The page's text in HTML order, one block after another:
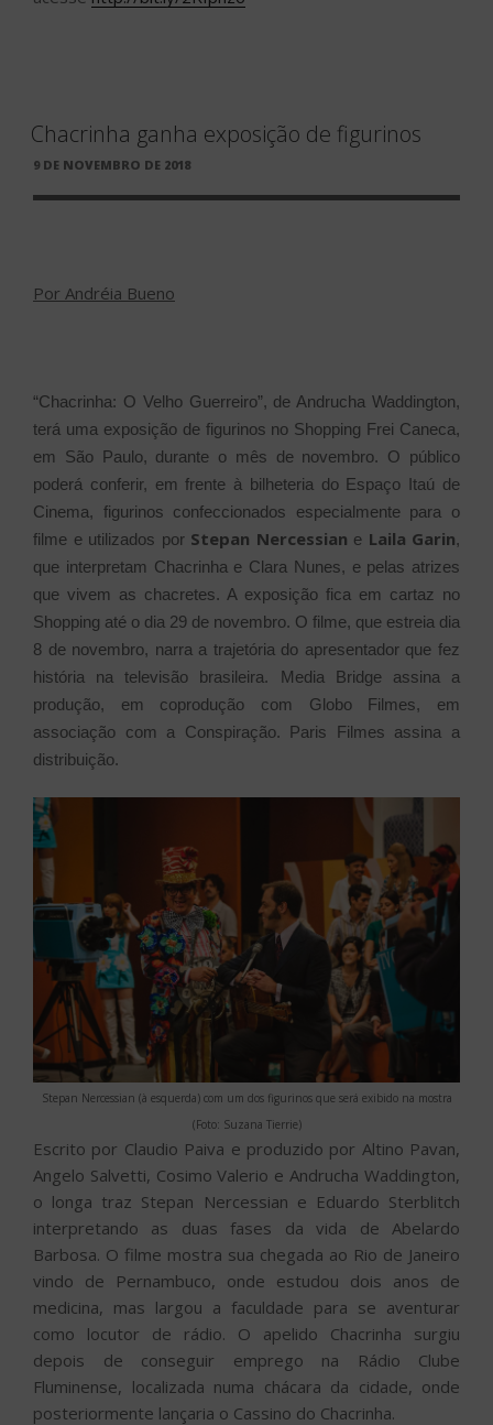
Chacrinha ganha exposição de figurinos
PUBLICADO
9 DE NOVEMBRO DE 2018
Por Andréia Bueno
“Chacrinha: O Velho Guerreiro”, de Andrucha Waddington,
terá uma exposição de figurinos no Shopping Frei Caneca,
em São Paulo, durante o mês de novembro. O público
poderá conferir, em frente à bilheteria do Espaço Itaú de
Cinema, figurinos confeccionados especialmente para o
filme e utilizados por Stepan Nercessian e Laila Garin,
que interpretam Chacrinha e Clara Nunes, e pelas atrizes
que vivem as chacretes. A exposição fica em cartaz no
Shopping até o dia 29 de novembro. O filme, que estreia dia
8 de novembro, narra a trajetória do apresentador que fez
história na televisão brasileira. Media Bridge assina a
produção, em coprodução com Globo Filmes, em
associação com a Conspiração. Paris Filmes assina a
distribuição.
Stepan Nercessian (à esquerda) com um dos figurinos que será exibido na mostra
(Foto: Suzana Tierrie)
Escrito por Claudio Paiva e produzido por Altino Pavan,
Angelo Salvetti, Cosimo Valerio e Andrucha Waddington,
o longa traz Stepan Nercessian e Eduardo Sterblitch
interpretando as duas fases da vida de Abelardo
Barbosa. O filme mostra sua chegada ao Rio de Janeiro
vindo de Pernambuco, onde estudou dois anos de
medicina, mas largou a faculdade para se aventurar
como locutor de rádio. O apelido Chacrinha surgiu
depois de conseguir emprego na Rádio Clube
Fluminense, localizada numa chácara da cidade, onde
posteriormente lançaria o Cassino do Chacrinha.